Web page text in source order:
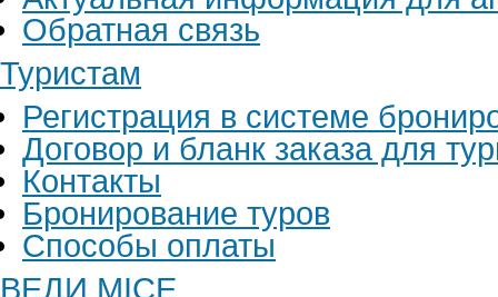
Обратная связь
Туристам
Регистрация в системе
Договор и бланк заказа для
Контакты
Бронирование туров
Способы оплаты
ВЕДИ MICE